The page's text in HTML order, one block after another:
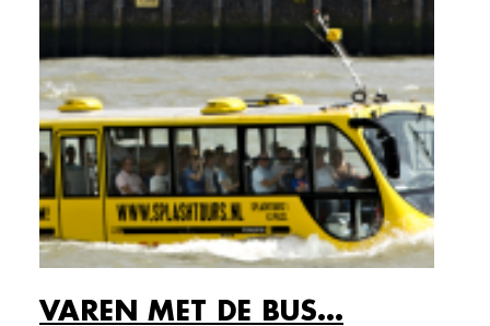
VAREN MET DE BUS…